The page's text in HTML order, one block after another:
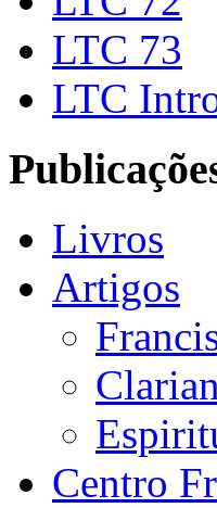
LTC 73
LTC
Livros
Artigos
Centro